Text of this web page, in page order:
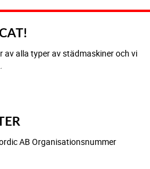
av alla typer av städmaskiner och vi
AB Organisationsnummer